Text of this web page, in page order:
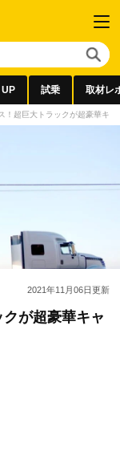
UP 試乗 取材レ
！超巨大トラックが超豪華キ
2021年11月06日更新
が超豪華キャ